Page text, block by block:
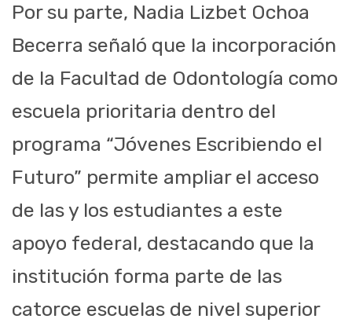
Por su parte, Nadia Lizbet Ochoa
Becerra señaló que la incorporación
de la Facultad de Odontología como
escuela prioritaria dentro del
programa “Jóvenes Escribiendo el
Futuro” permite ampliar el acceso
de las y los estudiantes a este
apoyo federal, destacando que la
institución forma parte de las
catorce escuelas de nivel superior